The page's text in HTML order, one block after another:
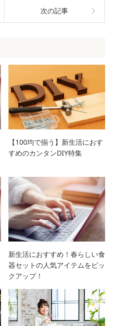
次の記事
【100均で揃う】新生活におす
すめのカンタンDIY特集
新生活におすすめ！春らしい食
器セットの人気アイテムをピッ
クアップ！